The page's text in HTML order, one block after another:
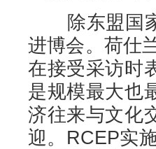
除东盟国家
进博会。荷仕
在接受采访时
是规模最大也
济往来与文化
迎。RCEP实